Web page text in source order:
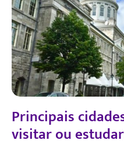
Principais
visitar ou